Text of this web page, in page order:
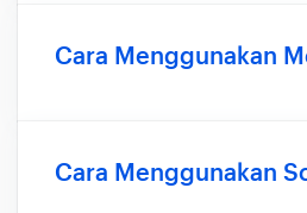
Cara Menggunakan
Cara Menggunakan